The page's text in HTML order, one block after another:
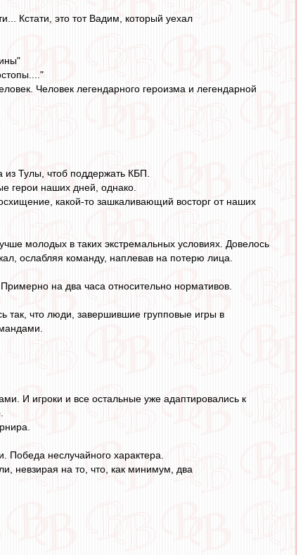
Кстати, это тот Вадим, который уехал
Человек легендарного героизма и легендарной
Тулы, чтоб поддержать КБП.
герои наших дней, однако.
какой-то зашкаливающий восторг от наших
молодых в таких экстремальных условиях. Довелось
ослабляя команду, наплевав на потерю лица.
на два часа относительно нормативов.
так, что люди, завершившие групповые игры в
И игроки и все остальные уже адаптировались к
Победа неслучайного характера.
невзирая на то, что, как минимум, два